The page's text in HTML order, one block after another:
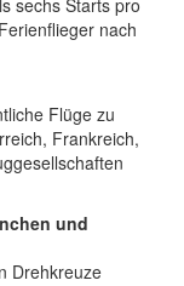
nach
Flüge zu
Frankreich,
und
Drehkreuze